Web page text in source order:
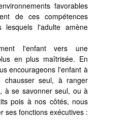
favorables
de ces compétences
lesquels l'adulte amène
l'enfant vers une
en plus maîtrisée. En
encourageons l'enfant à
seul, à ranger
à se savonner seul, ou à
pois à nos côtés, nous
ses fonctions exécutives :